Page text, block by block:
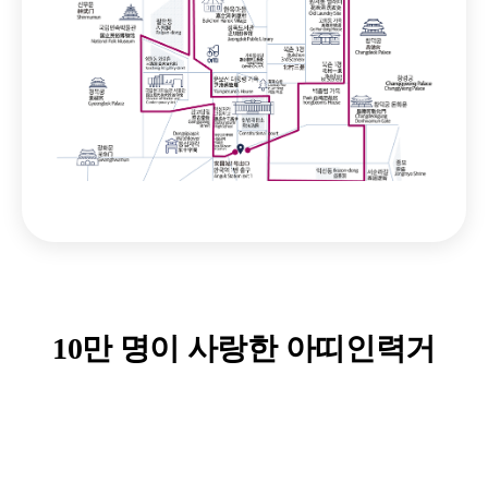
10만 명이 사랑한 아띠인력거